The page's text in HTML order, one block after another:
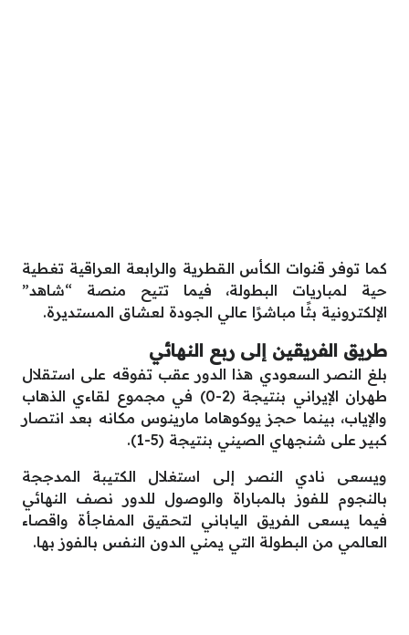
كما توفر قنوات الكأس القطرية والرابعة العراقية تغطية
حية لمباريات البطولة، فيما تتيح منصة “شاهد”
الإلكترونية بثًا مباشرًا عالي الجودة لعشاق المستديرة.
طريق الفريقين إلى ربع النهائي
بلغ النصر السعودي هذا الدور عقب تفوقه على استقلال
طهران الإيراني بنتيجة (2-0) في مجموع لقاءي الذهاب
والإياب، بينما حجز يوكوهاما مارينوس مكانه بعد انتصار
كبير على شنجهاي الصيني بنتيجة (5-1).
ويسعى نادي النصر إلى استغلال الكتيبة المدججة
بالنجوم للفوز بالمباراة والوصول للدور نصف النهائي
فيما يسعى الفريق الياباني لتحقيق المفاجأة واقصاء
العالمي من البطولة التي يمني الدون النفس بالفوز بها.